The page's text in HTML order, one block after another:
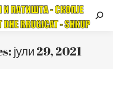
јули 29, 2021